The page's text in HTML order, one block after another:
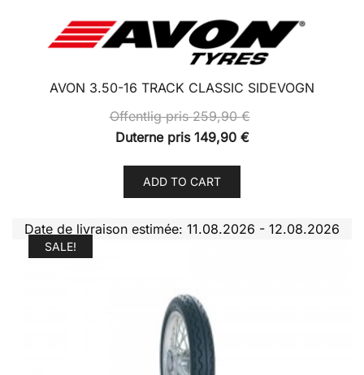
AVON 3.50-16 TRACK CLASSIC SIDEVOGN
Offentlig pris259,90€
Duterne pris 149,90 €
ADD TO CART
Date de livraison estimée: 11.08.2026 - 12.08.2026
SALE!